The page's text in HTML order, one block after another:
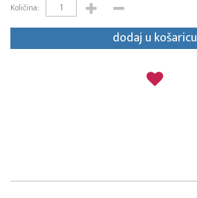
Količina:
dodaj u košaricu